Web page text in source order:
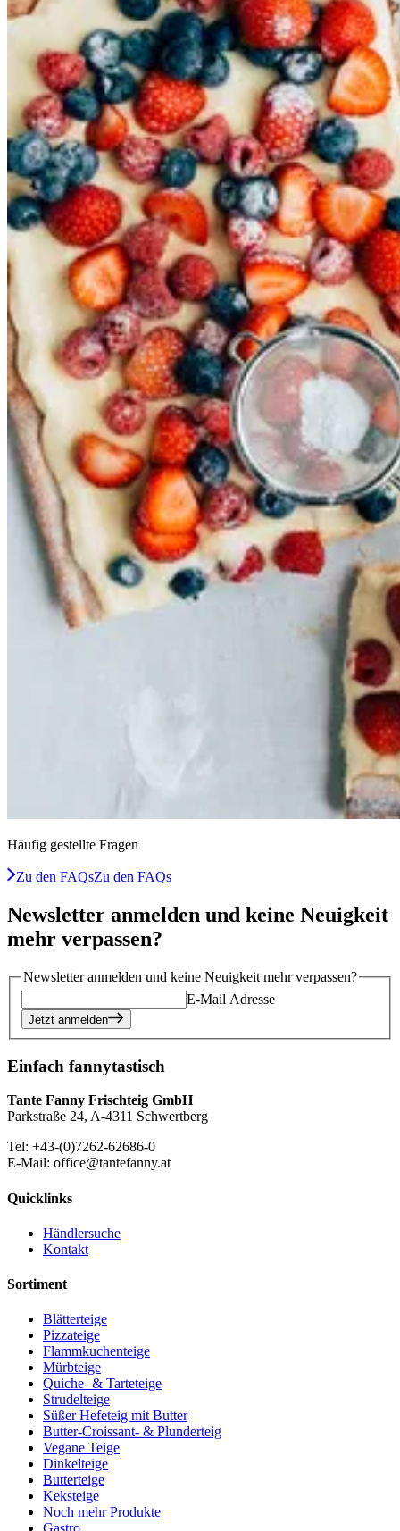
Häufig gestellte Fragen
Zu den FAQsZu den FAQs
Newsletter anmelden und keine Neuigkeit
mehr verpassen?
Newsletter anmelden und keine Neuigkeit mehr verpassen?
E-Mail Adresse
Jetzt anmelden
Einfach fannytastisch
Tante Fanny Frischteig GmbH
Parkstraße 24, A-4311 Schwertberg
Tel: +43-(0)7262-62686-0
E-Mail: office@tantefanny.at
Quicklinks
Händlersuche
Kontakt
Sortiment
Blätterteige
Pizzateige
Flammkuchenteige
Mürbteige
Quiche- & Tarteteige
Strudelteige
Süßer Hefeteig mit Butter
Butter-Croissant- & Plunderteig
Vegane Teige
Dinkelteige
Butterteige
Keksteige
Noch mehr Produkte